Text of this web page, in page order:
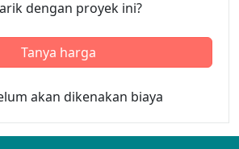
dengan proyek ini?
Tanya harga
akan dikenakan biaya